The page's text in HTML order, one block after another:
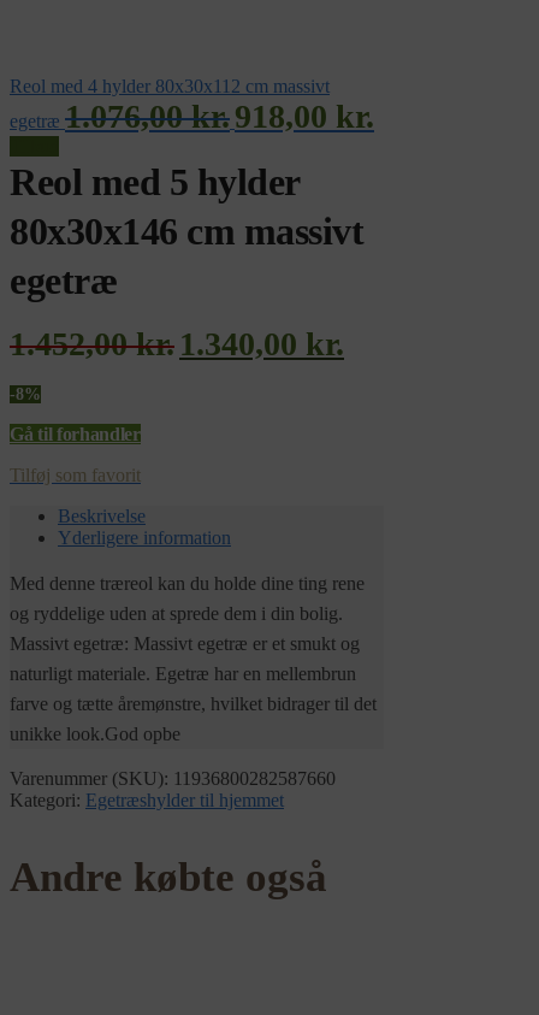
Reol med 4 hylder 80x30x112 cm massivt
egetræ 1.076,00kr.918,00 kr.
Reol med 5 hylder
80x30x146 cm massivt
egetræ
1.452,00kr.1.340,00 kr.
-8%
Gå til forhandler
Tilføj som favorit
Beskrivelse
Yderligere information
Med denne træreol kan du holde dine ting rene
og ryddelige uden at sprede dem i din bolig.
Massivt egetræ: Massivt egetræ er et smukt og
naturligt materiale. Egetræ har en mellembrun
farve og tætte åremønstre, hvilket bidrager til det
unikke look.God opbe
Varenummer (SKU): 11936800282587660
Kategori: Egetræshylder til hjemmet
Andre købte også